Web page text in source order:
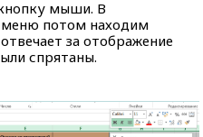
мыши. В
потом находим
за отображение
спрятаны.